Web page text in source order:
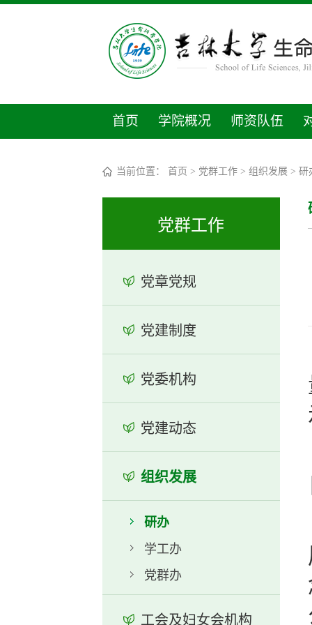
首页 学院概况 师资队伍
当前位置： 首页 > 党群工作> 组织发展> 研
党群工作
党章党规
党建制度
党委机构
党建动态
组织发展
研办
学工办
党群办
工会及妇女会机构